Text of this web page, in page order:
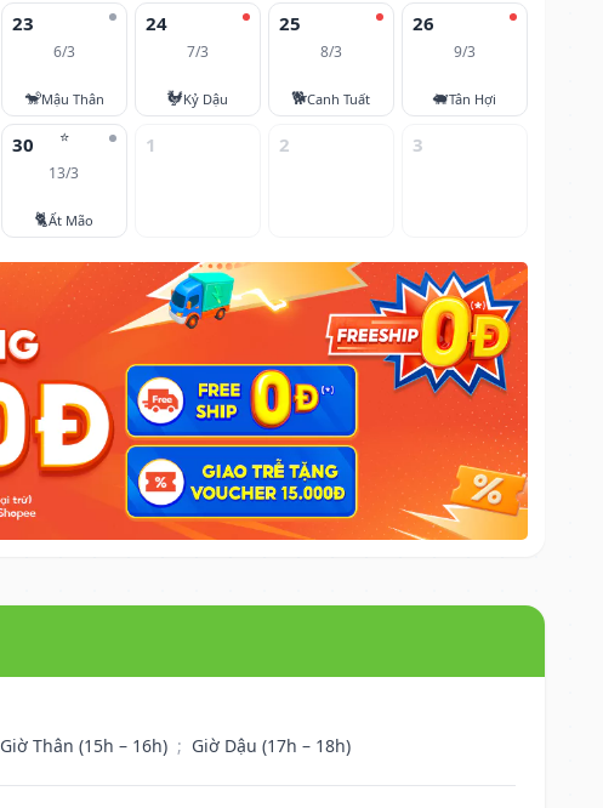
23
6/3
🐒Mậu Thân
24
7/3
🐓Kỷ Dậu
25
8/3
🐕Canh Tuất
26
9/3
🐖Tân Hợi
⭐
30
13/3
🐈Ất Mão
1 2 3
Giờ Thân (15h – 16h) ; Giờ Dậu (17h – 18h)